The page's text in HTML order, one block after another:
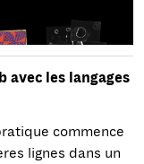
les langages
commence
lignes dans un